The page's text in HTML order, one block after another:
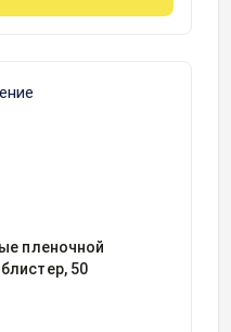
пленочной
50